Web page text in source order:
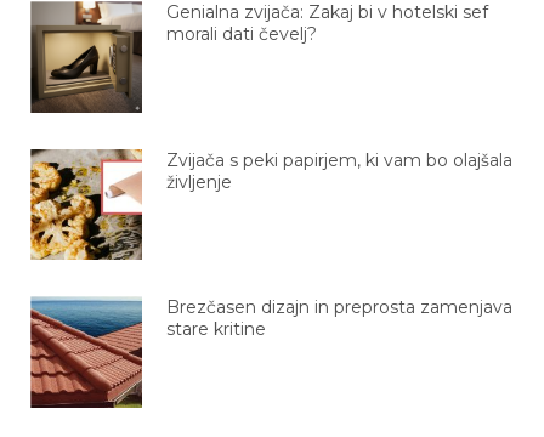
Genialna zvijača: Zakaj bi v hotelski sef
morali dati čevelj?
Zvijača s peki papirjem, ki vam bo olajšala
življenje
Brezčasen dizajn in preprosta zamenjava
stare kritine